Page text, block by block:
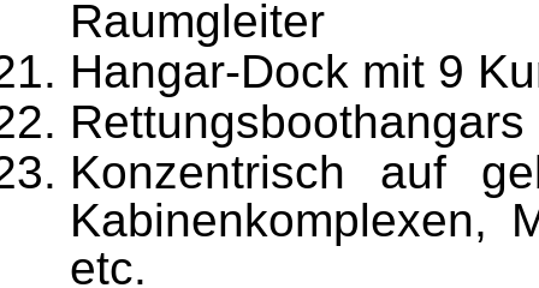
Raumgleiter
Hangar-Dock mit 9
Konzentrisch auf
Kabinenkomplexen,
etc.